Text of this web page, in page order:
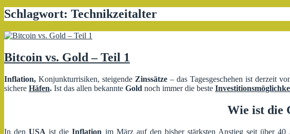
Schlagwort: Technikzeitalter
Bitcoin vs. Gold – Teil 1
Inflation, Konjunkturrisiken, steigende Zinssätze– das Tagesgeschehen ist derzeit
sichere Häfen. Ist das allen bekannte Gold noch immer die beste
Wie ist die
In denUSA ist dieInflation im März auf den bisher stärksten Anstieg seit über